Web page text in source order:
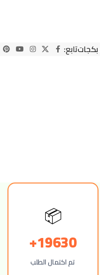
بكجاتتابع:
📦
19630+
تم اكتمال الطلب